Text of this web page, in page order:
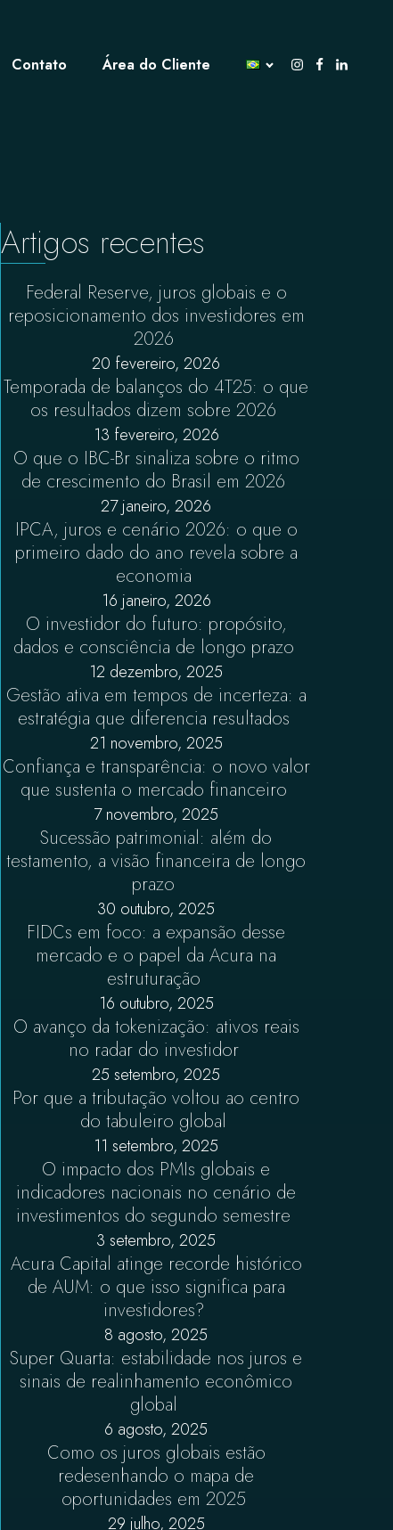
Contato Área do Cliente
Artigos recentes
Federal Reserve, juros globais e o
reposicionamento dos investidores em
2026
20 fevereiro, 2026
Temporada de balanços do 4T25: o que
os resultados dizem sobre 2026
13 fevereiro, 2026
O que o IBC-Br sinaliza sobre o ritmo
de crescimento do Brasil em 2026
27 janeiro, 2026
IPCA, juros e cenário 2026: o que o
primeiro dado do ano revela sobre a
economia
16 janeiro, 2026
O investidor do futuro: propósito,
dados e consciência de longo prazo
12 dezembro, 2025
Gestão ativa em tempos de incerteza: a
estratégia que diferencia resultados
21 novembro, 2025
Confiança e transparência: o novo valor
que sustenta o mercado financeiro
7 novembro, 2025
Sucessão patrimonial: além do
testamento, a visão financeira de longo
prazo
30 outubro, 2025
FIDCs em foco: a expansão desse
mercado e o papel da Acura na
estruturação
16 outubro, 2025
O avanço da tokenização: ativos reais
no radar do investidor
25 setembro, 2025
Por que a tributação voltou ao centro
do tabuleiro global
11 setembro, 2025
O impacto dos PMIs globais e
indicadores nacionais no cenário de
investimentos do segundo semestre
3 setembro, 2025
Acura Capital atinge recorde histórico
de AUM: o que isso significa para
investidores?
8 agosto, 2025
Super Quarta: estabilidade nos juros e
sinais de realinhamento econômico
global
6 agosto, 2025
Como os juros globais estão
redesenhando o mapa de
oportunidades em 2025
29 julho, 2025